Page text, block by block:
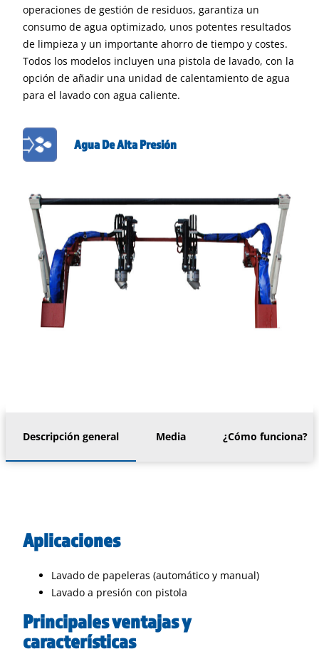
operaciones de gestión de residuos, garantiza un
consumo de agua optimizado, unos potentes resultados
de limpieza y un importante ahorro de tiempo y costes.
Todos los modelos incluyen una pistola de lavado, con la
opción de añadir una unidad de calentamiento de agua
para el lavado con agua caliente.
Agua De Alta Presión
Descripción general Media ¿Cómo funciona?
Aplicaciones
Lavado de papeleras (automático y manual)
Lavado a presión con pistola
Principales ventajas y
características